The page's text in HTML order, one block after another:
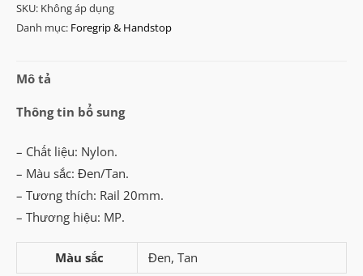
KAC
Grip
số
SKU: Không áp dụng
Danh mục: Foregrip & Handstop
Mô tả
Thông tin bổ sung
– Chất liệu: Nylon.
– Màu sắc: Đen/Tan.
– Tương thích: Rail 20mm.
– Thương hiệu: MP.
Màu sắc Đen, Tan